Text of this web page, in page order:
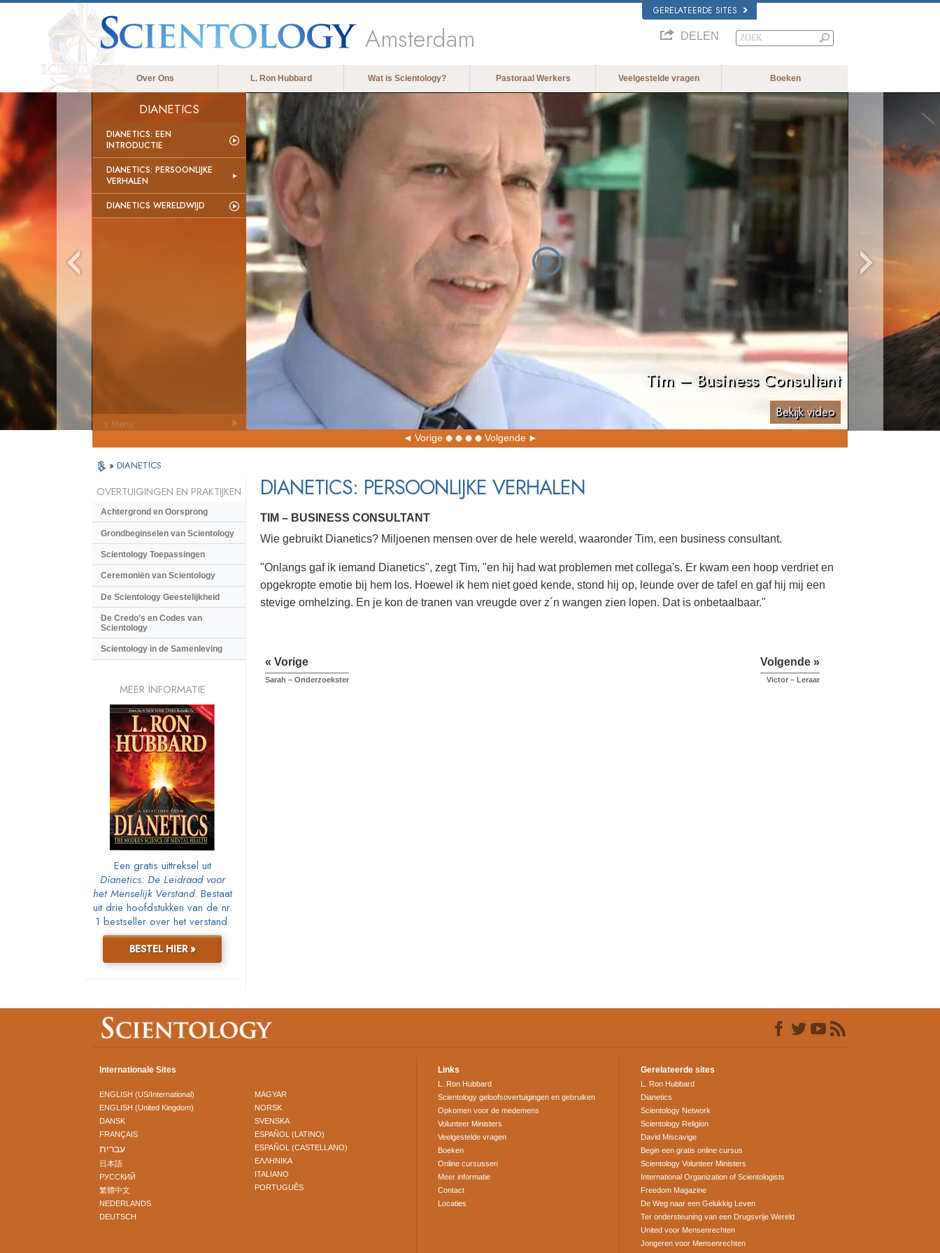
GERELATEERDE SITES
Amsterdam DELEN
Over Ons L. Ron Hubbard Wat is Scientology? Pastoraal Werkers Veelgestelde vragen Boeken
DIANETICS
DIANETICS: EEN
INTRODUCTIE
DIANETICS: PERSOONLIJKE
VERHALEN
DIANETICS WERELDWIJD
Tim – Business Consultant
Bekijk video
Vorige Volgende
» Menu
» DIANETICS
DIANETICS: PERSOONLIJKE VERHALEN
TIM – BUSINESS CONSULTANT
Wie gebruikt Dianetics? Miljoenen mensen over de hele wereld, waaronder Tim, een business consultant.
"Onlangs gaf ik iemand Dianetics", zegt Tim, "en hij had wat problemen met collega's. Er kwam een hoop verdriet en
opgekropte emotie bij hem los. Hoewel ik hem niet goed kende, stond hij op, leunde over de tafel en gaf hij mij een
stevige omhelzing. En je kon de tranen van vreugde over z´n wangen zien lopen. Dat is onbetaalbaar."
« Vorige
Sarah – Onderzoekster
Volgende »
Victor – Leraar
OVERTUIGINGEN EN PRAKTIJKEN
Achtergrond en Oorsprong
Grondbeginselen van Scientology
Scientology Toepassingen
Ceremoniën van Scientology
De Scientology Geestelijkheid
De Credo’s en Codes van
Scientology
Scientology in de Samenleving
MEER INFORMATIE
Een gratis uittreksel uit
Dianetics: De Leidraad voor
het Menselijk Verstand. Bestaat
uit drie hoofdstukken van de nr.
1 bestseller over het verstand.
BESTEL HIER »
Internationale Sites
ENGLISH (US/International)
ENGLISH (United Kingdom)
DANSK
FRANÇAIS
עברית
日本語
РУССКИЙ
繁體中文
NEDERLANDS
DEUTSCH
MAGYAR
NORSK
SVENSKA
ESPAÑOL (LATINO)
ESPAÑOL (CASTELLANO)
ΕΛΛΗΝΙΚA
ITALIANO
PORTUGUÊS
Links
L. Ron Hubbard
Scientology geloofsovertuigingen en gebruiken
Opkomen voor de medemens
Volunteer Ministers
Veelgestelde vragen
Boeken
Online cursussen
Meer informatie
Contact
Locaties
Gerelateerde sites
L. Ron Hubbard
Dianetics
Scientology Network
Scientology Religion
David Miscavige
Begin een gratis online cursus
Scientology Volunteer Ministers
International Organization of Scientologists
Freedom Magazine
De Weg naar een Gelukkig Leven
Ter ondersteuning van een Drugsvrije Wereld
United voor Mensenrechten
Jongeren voor Mensenrechten